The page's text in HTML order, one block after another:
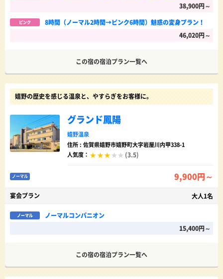
38,900円～
ピンク
8時間（ノーマル2時間→ピンク6時間）魅惑の変身プラン！
46,020円～
この宿の宿泊プラン一覧へ
嬉野の歴史を感じる温泉と、やすらぎをお客様に。
グランド鳳陽
嬉野温泉
住所 : 佐賀県嬉野市嬉野町大字岩屋川内甲338-1
人気度：
(3.5)
ノーマル 9,900円～
宴会プラン 大人1名
ノーマル
ノーマルコンパニオン
15,400円～
この宿の宿泊プラン一覧へ